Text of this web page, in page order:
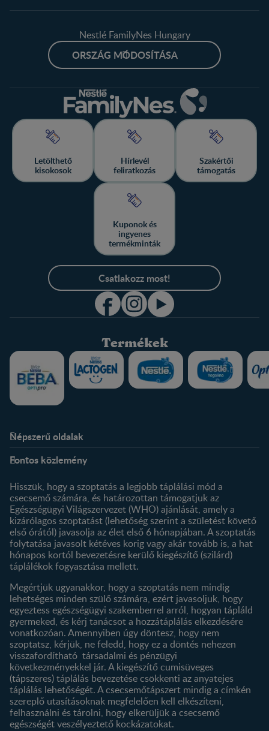
Nestlé FamilyNes Hungary
ORSZÁG MÓDOSÍTÁSA
Letölthető
kisokosok
Hírlevél
feliratkozás
Szakértői
támogatás
Kuponok és
ingyenes
termékminták
Csatlakozz most!
Termékek
Népszerű oldalak
Kapcsolat
Történetünk
Profilom
Termékeink
Termék kereső
Fontos közlemény
Hisszük, hogy a szoptatás a legjobb táplálási mód a
csecsemő számára, és határozottan támogatjuk az
Egészségügyi Világszervezet (WHO) ajánlását, amely a
kizárólagos szoptatást (lehetőség szerint a születést követő
első órától) javasolja az élet első 6 hónapjában. A szoptatás
folytatása javasolt kétéves korig vagy akár tovább is, a hat
hónapos kortól bevezetésre kerülő kiegészítő (szilárd)
táplálékok fogyasztása mellett.
Megértjük ugyanakkor, hogy a szoptatás nem mindig
lehetséges minden szülő számára, ezért javasoljuk, hogy
egyeztess egészségügyi szakemberrel arról, hogyan tápláld
gyermeked, és kérj tanácsot a hozzátáplálás elkezdésére
vonatkozóan. Amennyiben úgy döntesz, hogy nem
szoptatsz, kérjük, ne feledd, hogy ez a döntés nehezen
visszafordítható társadalmi és pénzügyi
következményekkel jár. A kiegészítő cumisüveges
(tápszeres) táplálás bevezetése csökkenti az anyatejes
táplálás lehetőségét. A csecsemőtápszert mindig a címkén
szereplő utasításoknak megfelelően kell elkészíteni,
felhasználni és tárolni, hogy elkerüljük a csecsemő
egészségét veszélyeztető kockázatokat.